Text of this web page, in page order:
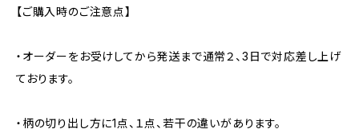
【ご購入時のご注意点】
・オーダーをお受けしてから発送まで通常２、3日で対応差し上げ
ております。
・柄の切り出し方に1点、１点、若干の違いがあります。